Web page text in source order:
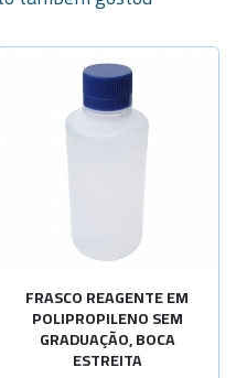
FRASCO REAGENTE EM
POLIPROPILENO SEM
GRADUAÇÃO, BOCA
ESTREITA